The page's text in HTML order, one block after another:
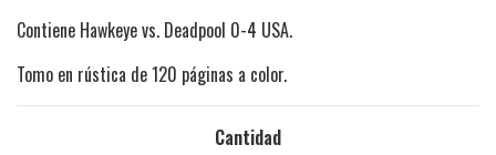
Contiene Hawkeye vs. Deadpool 0-4 USA.
Tomo en rústica de 120 páginas a color.
Cantidad